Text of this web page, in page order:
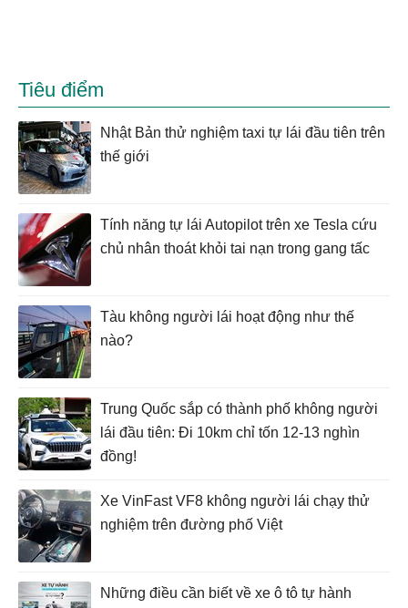
Tiêu điểm
Nhật Bản thử nghiệm taxi tự lái đầu tiên trên
thế giới
Tính năng tự lái Autopilot trên xe Tesla cứu
chủ nhân thoát khỏi tai nạn trong gang tấc
Tàu không người lái hoạt động như thế
nào?
Trung Quốc sắp có thành phố không người
lái đầu tiên: Đi 10km chỉ tốn 12-13 nghìn
đồng!
Xe VinFast VF8 không người lái chạy thử
nghiệm trên đường phố Việt
Những điều cần biết về xe ô tô tự hành